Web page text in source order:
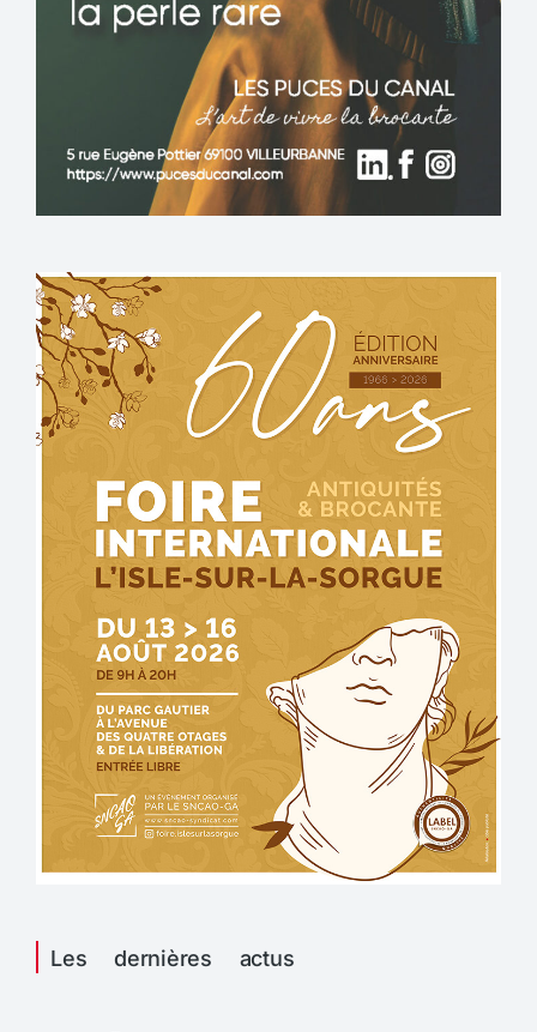
Les dernières actus